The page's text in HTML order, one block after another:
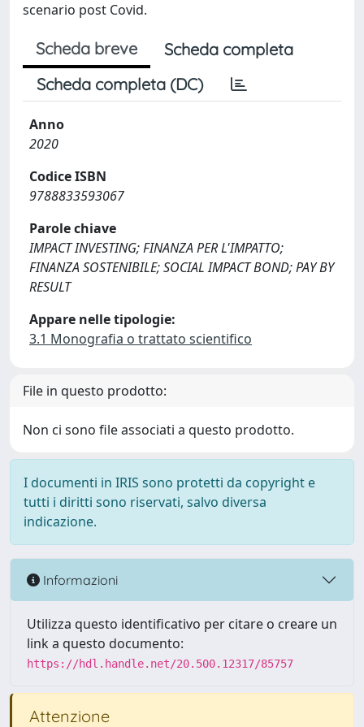
scenario post Covid.
Scheda breve
Scheda completa
Scheda completa (DC)
Anno
2020
Codice ISBN
9788833593067
Parole chiave
IMPACT INVESTING; FINANZA PER L'IMPATTO;
FINANZA SOSTENIBILE; SOCIAL IMPACT BOND; PAY BY
RESULT
Appare nelle tipologie:
3.1 Monografia o trattato scientifico
File in questo prodotto:
Non ci sono file associati a questo prodotto.
I documenti in IRIS sono protetti da copyright e
tutti i diritti sono riservati, salvo diversa
indicazione.
Informazioni
Utilizza questo identificativo per citare o creare un
link a questo documento:
https://hdl.handle.net/20.500.12317/85757
Attenzione